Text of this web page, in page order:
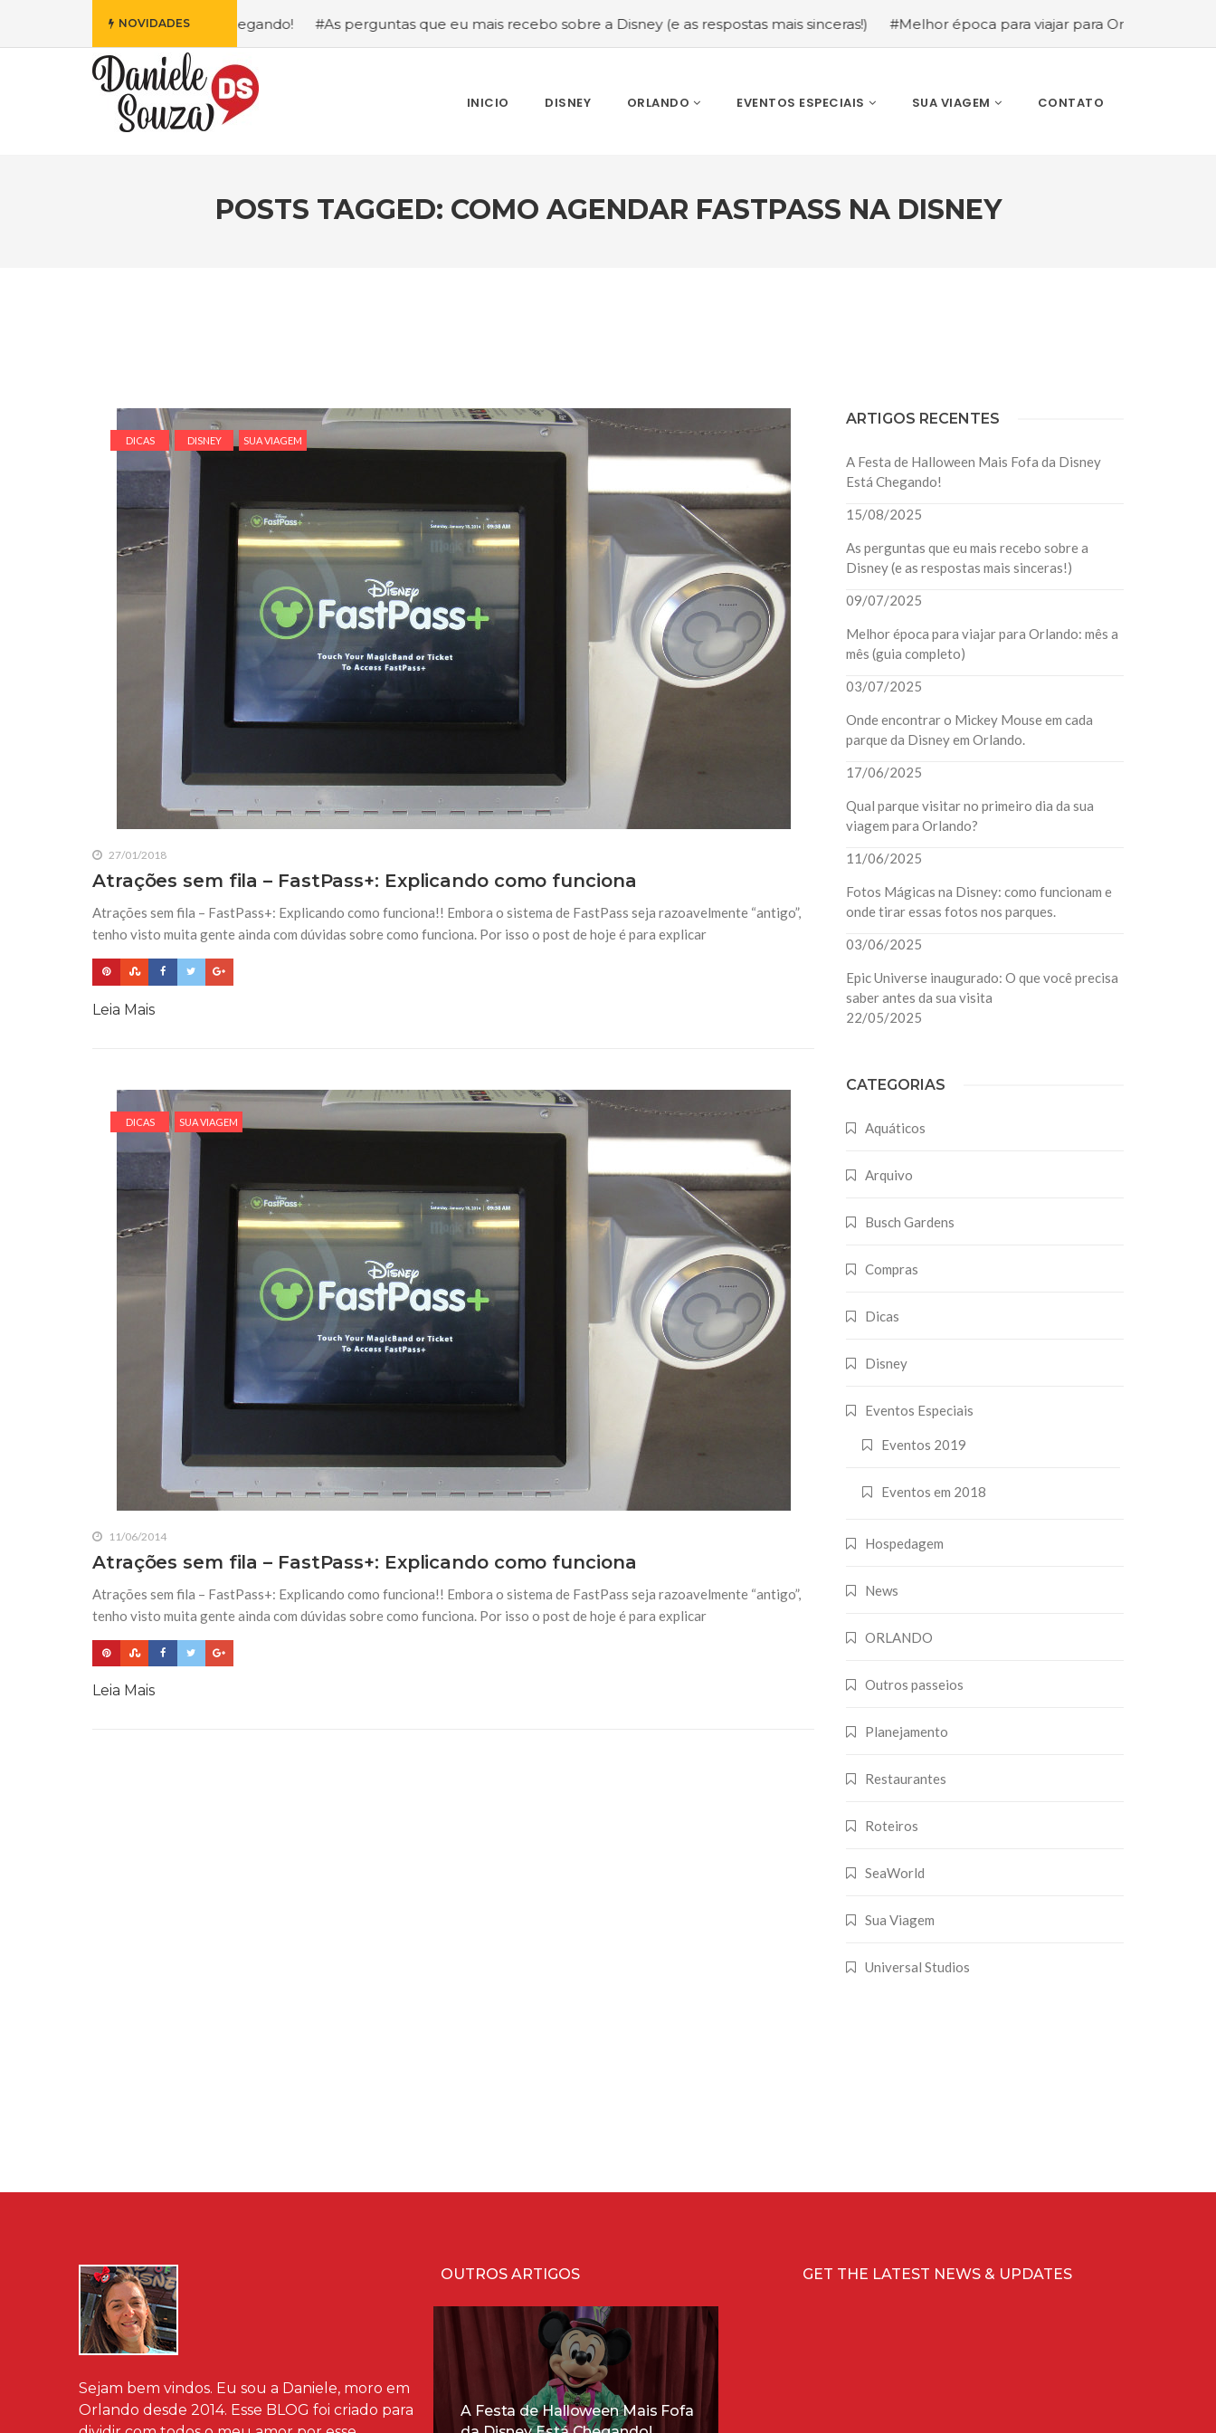
NOVIDADES
da Disney Está Chegando! #As perguntas que eu mais recebo sobre a Disney (e as respostas mais sinceras!) #Melhor época para viajar para Orlando: mês a mês (guia
INICIO DISNEY ORLANDO EVENTOS ESPECIAIS SUA VIAGEM CONTATO
POSTS TAGGED: COMO AGENDAR FASTPASS NA DISNEY
DICAS DISNEY SUA VIAGEM
27/01/2018
Atrações sem fila – FastPass+: Explicando como funciona
Atrações sem fila – FastPass+: Explicando como funciona!! Embora o sistema de FastPass seja razoavelmente “antigo”,
tenho visto muita gente ainda com dúvidas sobre como funciona. Por isso o post de hoje é para explicar
Leia Mais
DICAS SUA VIAGEM
11/06/2014
Atrações sem fila – FastPass+: Explicando como funciona
Atrações sem fila – FastPass+: Explicando como funciona!! Embora o sistema de FastPass seja razoavelmente “antigo”,
tenho visto muita gente ainda com dúvidas sobre como funciona. Por isso o post de hoje é para explicar
Leia Mais
ARTIGOS RECENTES
A Festa de Halloween Mais Fofa da Disney
Está Chegando!
15/08/2025
As perguntas que eu mais recebo sobre a
Disney (e as respostas mais sinceras!)
09/07/2025
Melhor época para viajar para Orlando: mês a
mês (guia completo)
03/07/2025
Onde encontrar o Mickey Mouse em cada
parque da Disney em Orlando.
17/06/2025
Qual parque visitar no primeiro dia da sua
viagem para Orlando?
11/06/2025
Fotos Mágicas na Disney: como funcionam e
onde tirar essas fotos nos parques.
03/06/2025
Epic Universe inaugurado: O que você precisa
saber antes da sua visita
22/05/2025
CATEGORIAS
Aquáticos
Arquivo
Busch Gardens
Compras
Dicas
Disney
Eventos Especiais
Eventos 2019
Eventos em 2018
Hospedagem
News
ORLANDO
Outros passeios
Planejamento
Restaurantes
Roteiros
SeaWorld
Sua Viagem
Universal Studios
Sejam bem vindos. Eu sou a Daniele, moro em
Orlando desde 2014. Esse BLOG foi criado para
OUTROS ARTIGOS
A Festa de Halloween Mais Fofa
GET THE LATEST NEWS & UPDATES